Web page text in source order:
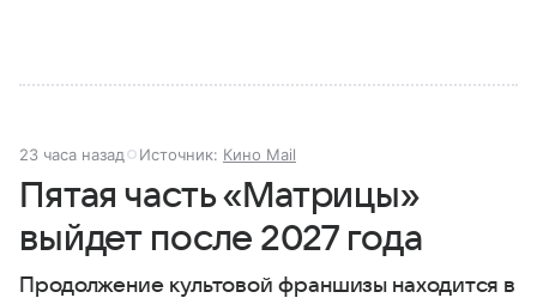
23 часа назад Источник: Кино Mail
Пятая часть «Матрицы»
выйдет после 2027 года
Продолжение культовой франшизы находится в